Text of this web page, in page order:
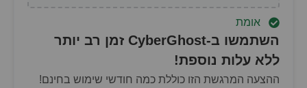
אומת
השתמשו ב-CyberGhost זמן רב יותר
ללא עלות נוספת!
ההצעה המרגשת הזו כוללת כמה חודשי שימוש בחינם!